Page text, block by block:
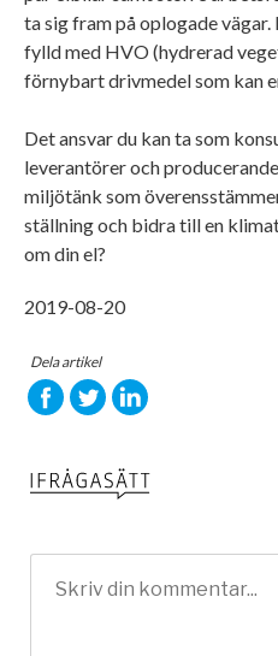
ta sig fram på oplogade vägar.
fylld med HVO (hydrerad
förnybart drivmedel som kan
Det ansvar du kan ta som
leverantörer och
miljötänk som
ställning och bidra till en
om din el?
2019-08-20
Dela artikel